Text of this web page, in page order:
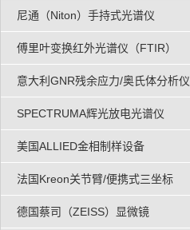
尼通（Niton）手持式光谱仪
傅里叶变换红外光谱仪（FTIR）
意大利GNR残余应力/奥氏体分析仪
SPECTRUMA辉光放电光谱仪
美国ALLIED金相制样设备
法国Kreon关节臂/便携式三坐标
德国蔡司（ZEISS）显微镜